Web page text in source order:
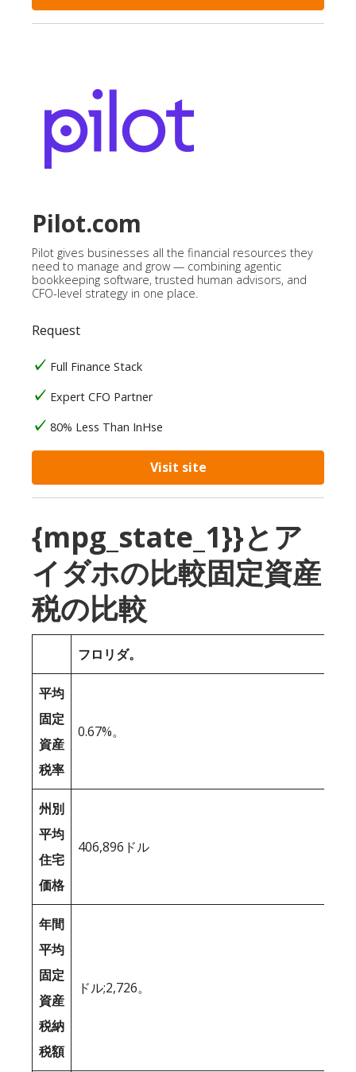
Pilot.com
Pilot gives businesses all the financial resources they
need to manage and grow — combining agentic
bookkeeping software, trusted human advisors, and
CFO-level strategy in one place.
Request
Full Finance Stack
Expert CFO Partner
80% Less Than InHse
Visit site
{mpg_state_1}}とア
イダホの比較固定資産
税の比較
フロリダ。
平均
固定
資産
税率
0.67%。
州別
平均
住宅
価格
406,896ドル
年間
平均
固定
資産
税納
税額
ドル;2,726。